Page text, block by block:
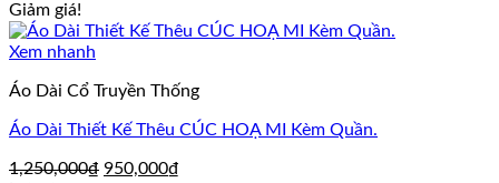
Giảm giá!
Xem nhanh
Áo Dài Cổ Truyền Thống
Áo Dài Thiết Kế Thêu CÚC HOẠ MI Kèm Quần.
1,250,000₫ Giá
950,000₫